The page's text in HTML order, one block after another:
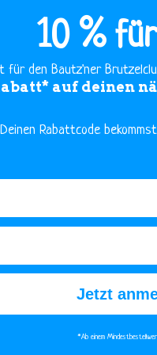
10 %
für den Bautz'ner
auf deinen
​Deinen Rabattcode
Jetzt
*Ab einem